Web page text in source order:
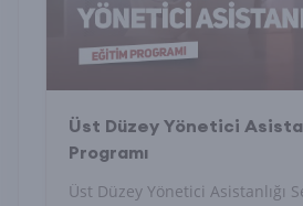
Üst Düzey Yönetici
Programı
Üst Düzey Yönetici Asistanlığı